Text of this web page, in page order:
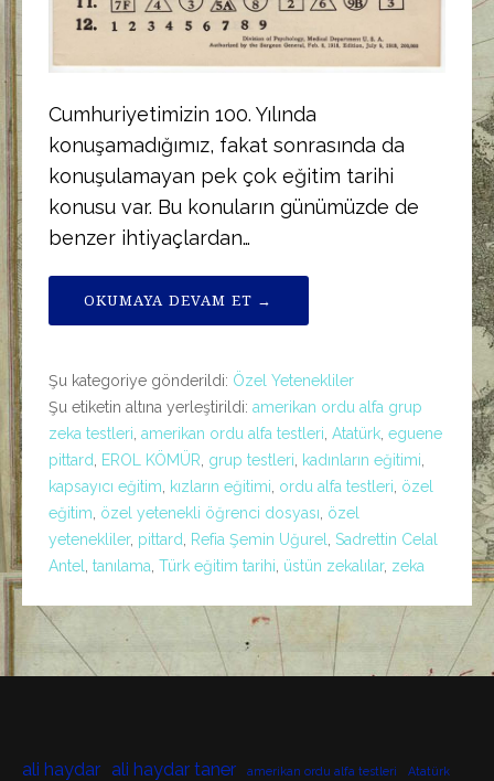
Cumhuriyetimizin 100. Yılında
konuşamadığımız, fakat sonrasında da
konuşulamayan pek çok eğitim tarihi
konusu var. Bu konuların günümüzde de
benzer ihtiyaçlardan…
OKUMAYA DEVAM ET →
Şu kategoriye gönderildi: Özel Yetenekliler
Şu etiketin altına yerleştirildi: amerikan ordu alfa grup
zeka testleri amerikan ordu alfa testleri Atatürk eguene
pittard
EROL KÖMÜR grup testleri kadınların eğitimi
kapsayıcı eğitim
kızların eğitimi ordu alfa testleri özel
eğitim özel yetenekli öğrenci dosyası özel
yetenekliler, pittard Refia Şemin Uğurel
Sadrettin Celal
Antel
tanılama Türk eğitim tarihi üstün zekalılar, zeka
ali haydar ali haydar taner amerikan ordu alfa testleri Atatürk